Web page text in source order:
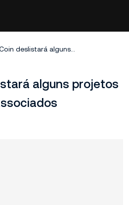
ST: KuCoin deslistará alguns projetos e seus tokens associados
alguns projetos